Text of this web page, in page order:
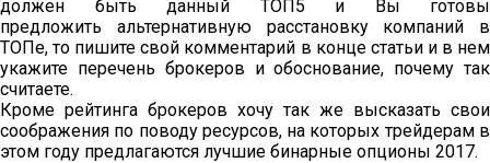
должен быть данный ТОП5 и Вы готовы
предложить альтернативную расстановку компаний в
ТОПе, то пишите свой комментарий в конце статьи и в нем
укажите перечень брокеров и обоснование, почему так
считаете.
Кроме рейтинга брокеров хочу так же высказать свои
соображения по поводу ресурсов, на которых трейдерам в
этом году предлагаются лучшие бинарные опционы 2017.